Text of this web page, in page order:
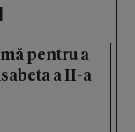
pentru a
a II-a